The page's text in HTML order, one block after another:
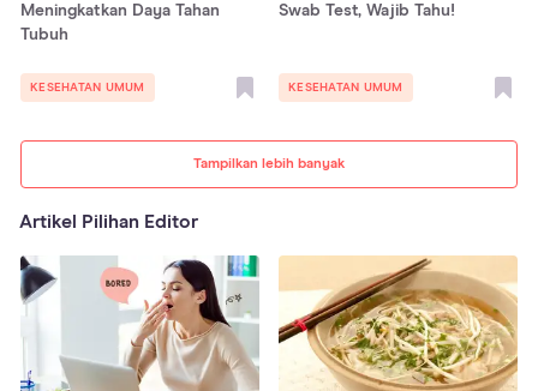
Tampilkan lebih banyak
Meningkatkan Daya Tahan
Tubuh
KESEHATAN UMUM
Swab Test, Wajib Tahu!
KESEHATAN UMUM
Artikel Pilihan Editor